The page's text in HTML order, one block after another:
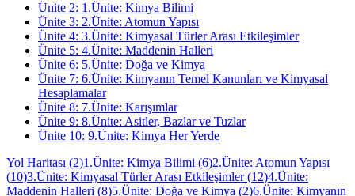
Ünite 2: 1.Ünite: Kimya Bilimi
Ünite 3: 2.Ünite: Atomun Yapısı
Ünite 4: 3.Ünite: Kimyasal Türler Arası Etkileşimler
Ünite 5: 4.Ünite: Maddenin Halleri
Ünite 6: 5.Ünite: Doğa ve Kimya
Ünite 7: 6.Ünite: Kimyanın Temel Kanunları ve Kimyasal
Hesaplamalar
Ünite 8: 7.Ünite: Karışımlar
Ünite 9: 8.Ünite: Asitler, Bazlar ve Tuzlar
Ünite 10: 9.Ünite: Kimya Her Yerde
Yol Haritası (2)1.Ünite: Kimya Bilimi (6)2.Ünite: Atomun Yapısı
(10)3.Ünite: Kimyasal Türler Arası Etkileşimler(12)4.Ünite:
Maddenin Halleri (8)5.Ünite: Doğa ve Kimya (2)6.Ünite: Kimyanın